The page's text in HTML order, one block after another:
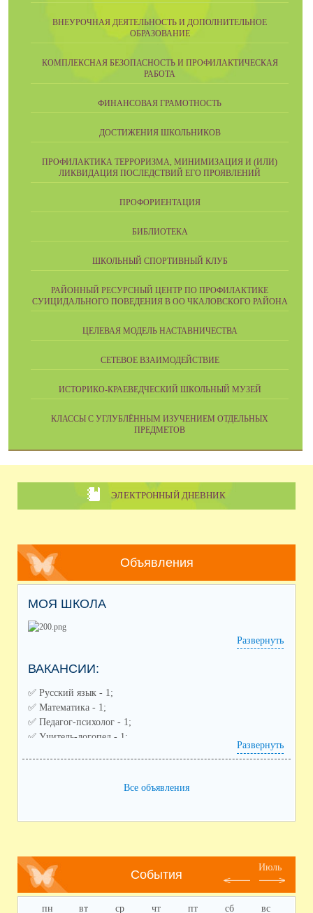
ВНЕУРОЧНАЯ ДЕЯТЕЛЬНОСТЬ И ДОПОЛНИТЕЛЬНОЕ
ОБРАЗОВАНИЕ
КОМПЛЕКСНАЯ БЕЗОПАСНОСТЬ И ПРОФИЛАКТИЧЕСКАЯ
РАБОТА
ФИНАНСОВАЯ ГРАМОТНОСТЬ
ДОСТИЖЕНИЯ ШКОЛЬНИКОВ
ПРОФИЛАКТИКА ТЕРРОРИЗМА, МИНИМИЗАЦИЯ И (ИЛИ)
ЛИКВИДАЦИЯ ПОСЛЕДСТВИЙ ЕГО ПРОЯВЛЕНИЙ
ПРОФОРИЕНТАЦИЯ
БИБЛИОТЕКА
ШКОЛЬНЫЙ СПОРТИВНЫЙ КЛУБ
РАЙОННЫЙ РЕСУРСНЫЙ ЦЕНТР ПО ПРОФИЛАКТИКЕ
СУИЦИДАЛЬНОГО ПОВЕДЕНИЯ В ОО ЧКАЛОВСКОГО РАЙОНА
ЦЕЛЕВАЯ МОДЕЛЬ НАСТАВНИЧЕСТВА
СЕТЕВОЕ ВЗАИМОДЕЙСТВИЕ
ИСТОРИКО-КРАЕВЕДЧЕСКИЙ ШКОЛЬНЫЙ МУЗЕЙ
КЛАССЫ С УГЛУБЛЁННЫМ ИЗУЧЕНИЕМ ОТДЕЛЬНЫХ
ПРЕДМЕТОВ
ЭЛЕКТРОННЫЙ ДНЕВНИК
Объявления
МОЯ ШКОЛА
Развернуть
ВАКАНСИИ:
✅️ Русский язык - 1;
✅️ Математика - 1;
✅️ Педагог-психолог - 1;
✅️ Учитель-логопед - 1;
Развернуть
Все объявления
События
Июль
пн вт ср чт пт сб вс